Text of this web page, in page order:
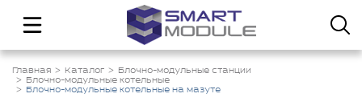
Главная Каталог
Блочно-модульные станции
Блочно-модульные котельные
Блочно-модульные котельные на мазуте